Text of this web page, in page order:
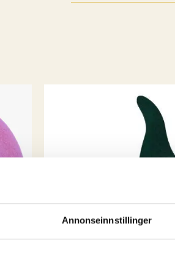
Annonseinnstillinger
så hadde jeg en
K. hvor det ble sydd
mulig noe tilpasning
Og av erfaring
produsere alt selv til
Så da endte det med
selv handlet i
) så hvorfor skal
kule byene har?
vikarer og
spennende å se hva